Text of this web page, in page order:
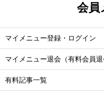
会員
マイメニュー登録・ログイン
マイメニュー退会（有料会員退
有料記事一覧